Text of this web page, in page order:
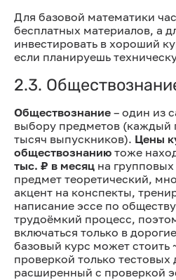
Для базовой математики
бесплатных материалов, а
инвестировать в хороший
если планируешь
2.3.
Обществознание – один из
выбору предметов (каждый
тысяч выпускников). Цены
обществознанию тоже
тыс. ₽ в месяц на
предмет теоретический,
акцент на конспекты,
написание эссе по
трудоёмкий процесс,
включаться только в
базовый курс может стоить
проверкой только
расширенный с проверкой